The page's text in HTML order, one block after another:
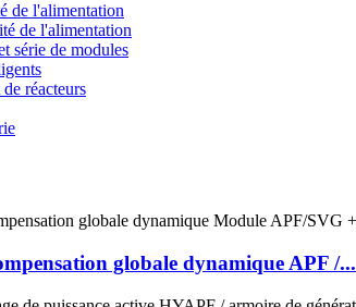
de l'alimentation
de l'alimentation
série de modules
réacteurs
globale dynamique APF /...